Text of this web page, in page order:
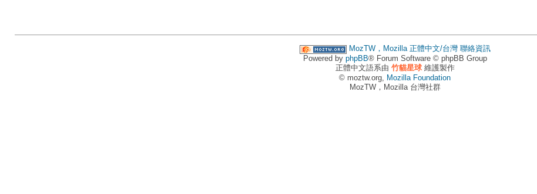
MozTW，Mozilla 正體中文/台灣 聯絡資訊
Powered by phpBB® Forum Software © phpBB Group
正體中文語系由 竹貓星球維護製作
© moztw.org, Mozilla Foundation
MozTW，Mozilla 台灣社群